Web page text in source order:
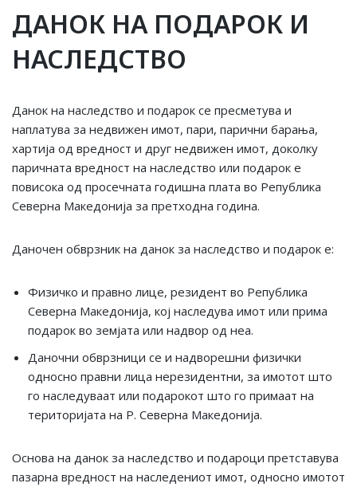
ДАНОК НА ПОДАРОК И
НАСЛЕДСТВО
Данок на наследство и подарок се пресметува и
наплатува за недвижен имот, пари, парични барања,
хартија од вредност и друг недвижен имот, доколку
паричната вредност на наследство или подарок е
повисока од просечната годишна плата во Република
Северна Македонија за претходна година.
Даночен обврзник на данок за наследство и подарок е:
Физичко и правно лице, резидент во Република
Северна Македонија, кој наследува имот или прима
подарок во земјата или надвор од неа.
Даночни обврзници се и надворешни физички
односно правни лица нерезидентни, за имотот што
го наследуваат или подарокот што го примаат на
територијата на Р. Северна Македонија.
Основа на данок за наследство и подароци претставува
пазарна вредност на наследениот имот, односно имотот